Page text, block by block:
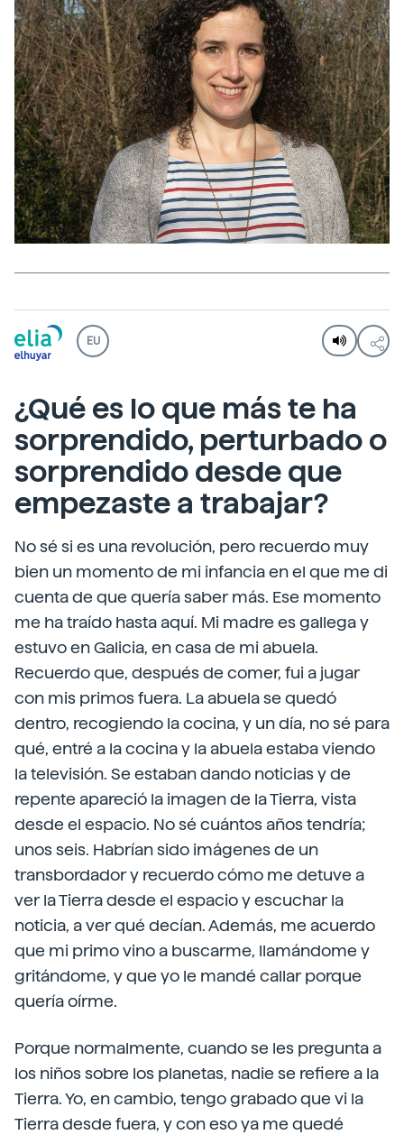
EU
¿Qué es lo que más te ha
sorprendido, perturbado o
sorprendido desde que
empezaste a trabajar?
No sé si es una revolución, pero recuerdo muy
bien un momento de mi infancia en el que me di
cuenta de que quería saber más. Ese momento
me ha traído hasta aquí. Mi madre es gallega y
estuvo en Galicia, en casa de mi abuela.
Recuerdo que, después de comer, fui a jugar
con mis primos fuera. La abuela se quedó
dentro, recogiendo la cocina, y un día, no sé para
qué, entré a la cocina y la abuela estaba viendo
la televisión. Se estaban dando noticias y de
repente apareció la imagen de la Tierra, vista
desde el espacio. No sé cuántos años tendría;
unos seis. Habrían sido imágenes de un
transbordador y recuerdo cómo me detuve a
ver la Tierra desde el espacio y escuchar la
noticia, a ver qué decían. Además, me acuerdo
que mi primo vino a buscarme, llamándome y
gritándome, y que yo le mandé callar porque
quería oírme.
Porque normalmente, cuando se les pregunta a
los niños sobre los planetas, nadie se refiere a la
Tierra. Yo, en cambio, tengo grabado que vi la
Tierra desde fuera, y con eso ya me quedé